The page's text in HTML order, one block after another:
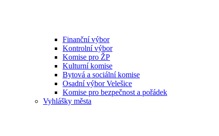
Finanční výbor
Kontrolní výbor
Komise pro ŽP
Kulturní komise
Bytová a sociální komise
Osadní výbor Velešice
Komise pro bezpečnost a pořádek
Vyhlášky města